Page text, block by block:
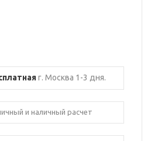
г. Москва 1-3 дня.
и наличный расчет